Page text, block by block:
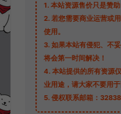
1. 本站资源售价只是赞
2. 若您需要商业运营或
使用。
3. 如果本站有侵犯、不
将会第一时间解决！
4. 本站提供的所有资源
业用途，请大家不要用于
5. 侵权联系邮箱：